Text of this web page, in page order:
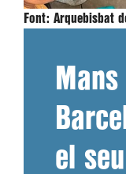
Font: Arquebisbat
el